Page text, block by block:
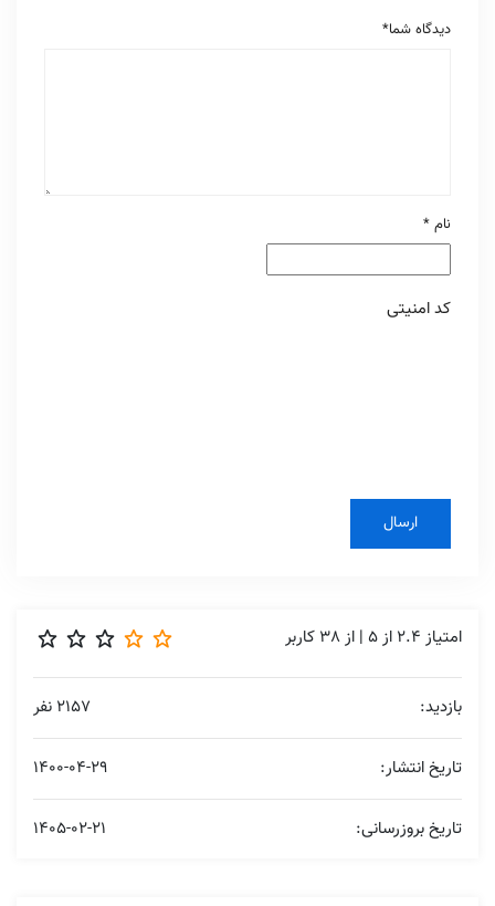
دیدگاه شما*
نام *
کد امنیتی
امتیاز 2.4 از5 | از38 کاربر
بازدید: 2157 نفر
تاریخ انتشار: 1400-04-29
تاریخ بروزرسانی: 1405-02-21